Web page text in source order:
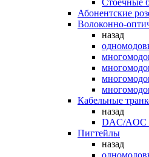
Стоечные
Абонентские
Волоконно-
назад
Кабельные
назад
DAC/AOC
Пигтейлы
назад